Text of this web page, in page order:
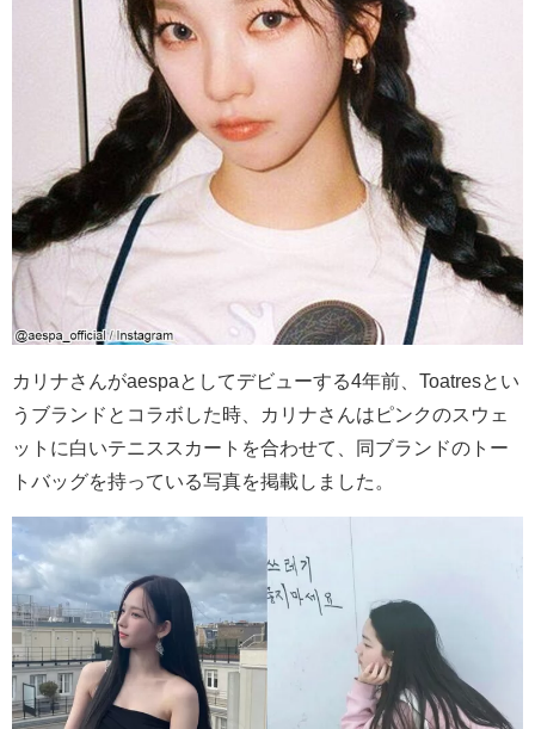
カリナさんがaespaとしてデビューする4年前、 Toatresとい
うブランドとコラボした時、カリナさんはピンクのスウェ
ットに白いテニススカートを合わせて、同ブランドのトー
トバッグを持っている写真を掲載しました。